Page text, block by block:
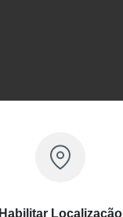
Habilitar Localização